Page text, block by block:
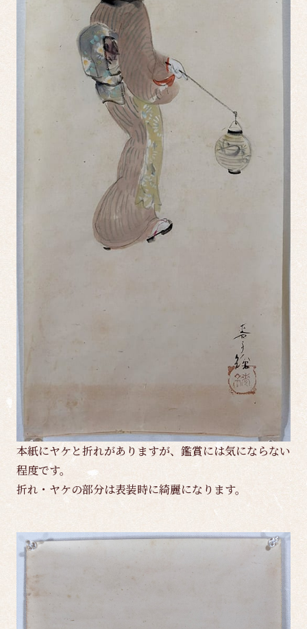
本紙にヤケと折れがありますが、鑑賞には気にならない
程度です。
折れ・ヤケの部分は表装時に綺麗になります。